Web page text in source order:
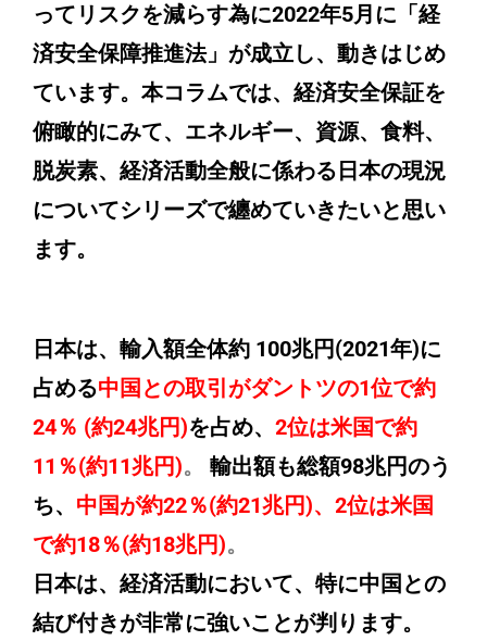
ってリスクを減らす為に2022年5月に「経
済安全保障推進法」が成立し、動きはじめ
ています。本コラムでは、経済安全保証を
俯瞰的にみて、エネルギー、資源、食料、
脱炭素、経済活動全般に係わる日本の現況
についてシリーズで纏めていきたいと思い
ます。
日本は、 輸入額全体約 100兆円(2021年)に
占める中国との取引がダントツの1位で約
24％ (約24兆円)を占め、 2位は米国で約
11％(約11兆円)。 輸出額も総額98兆円のう
ち、 中国が約22％(約21兆円)、2位は米国
で約18％(約18兆円)。
日本は、経済活動において、特に中国との
結び付きが非常に強いことが判ります。